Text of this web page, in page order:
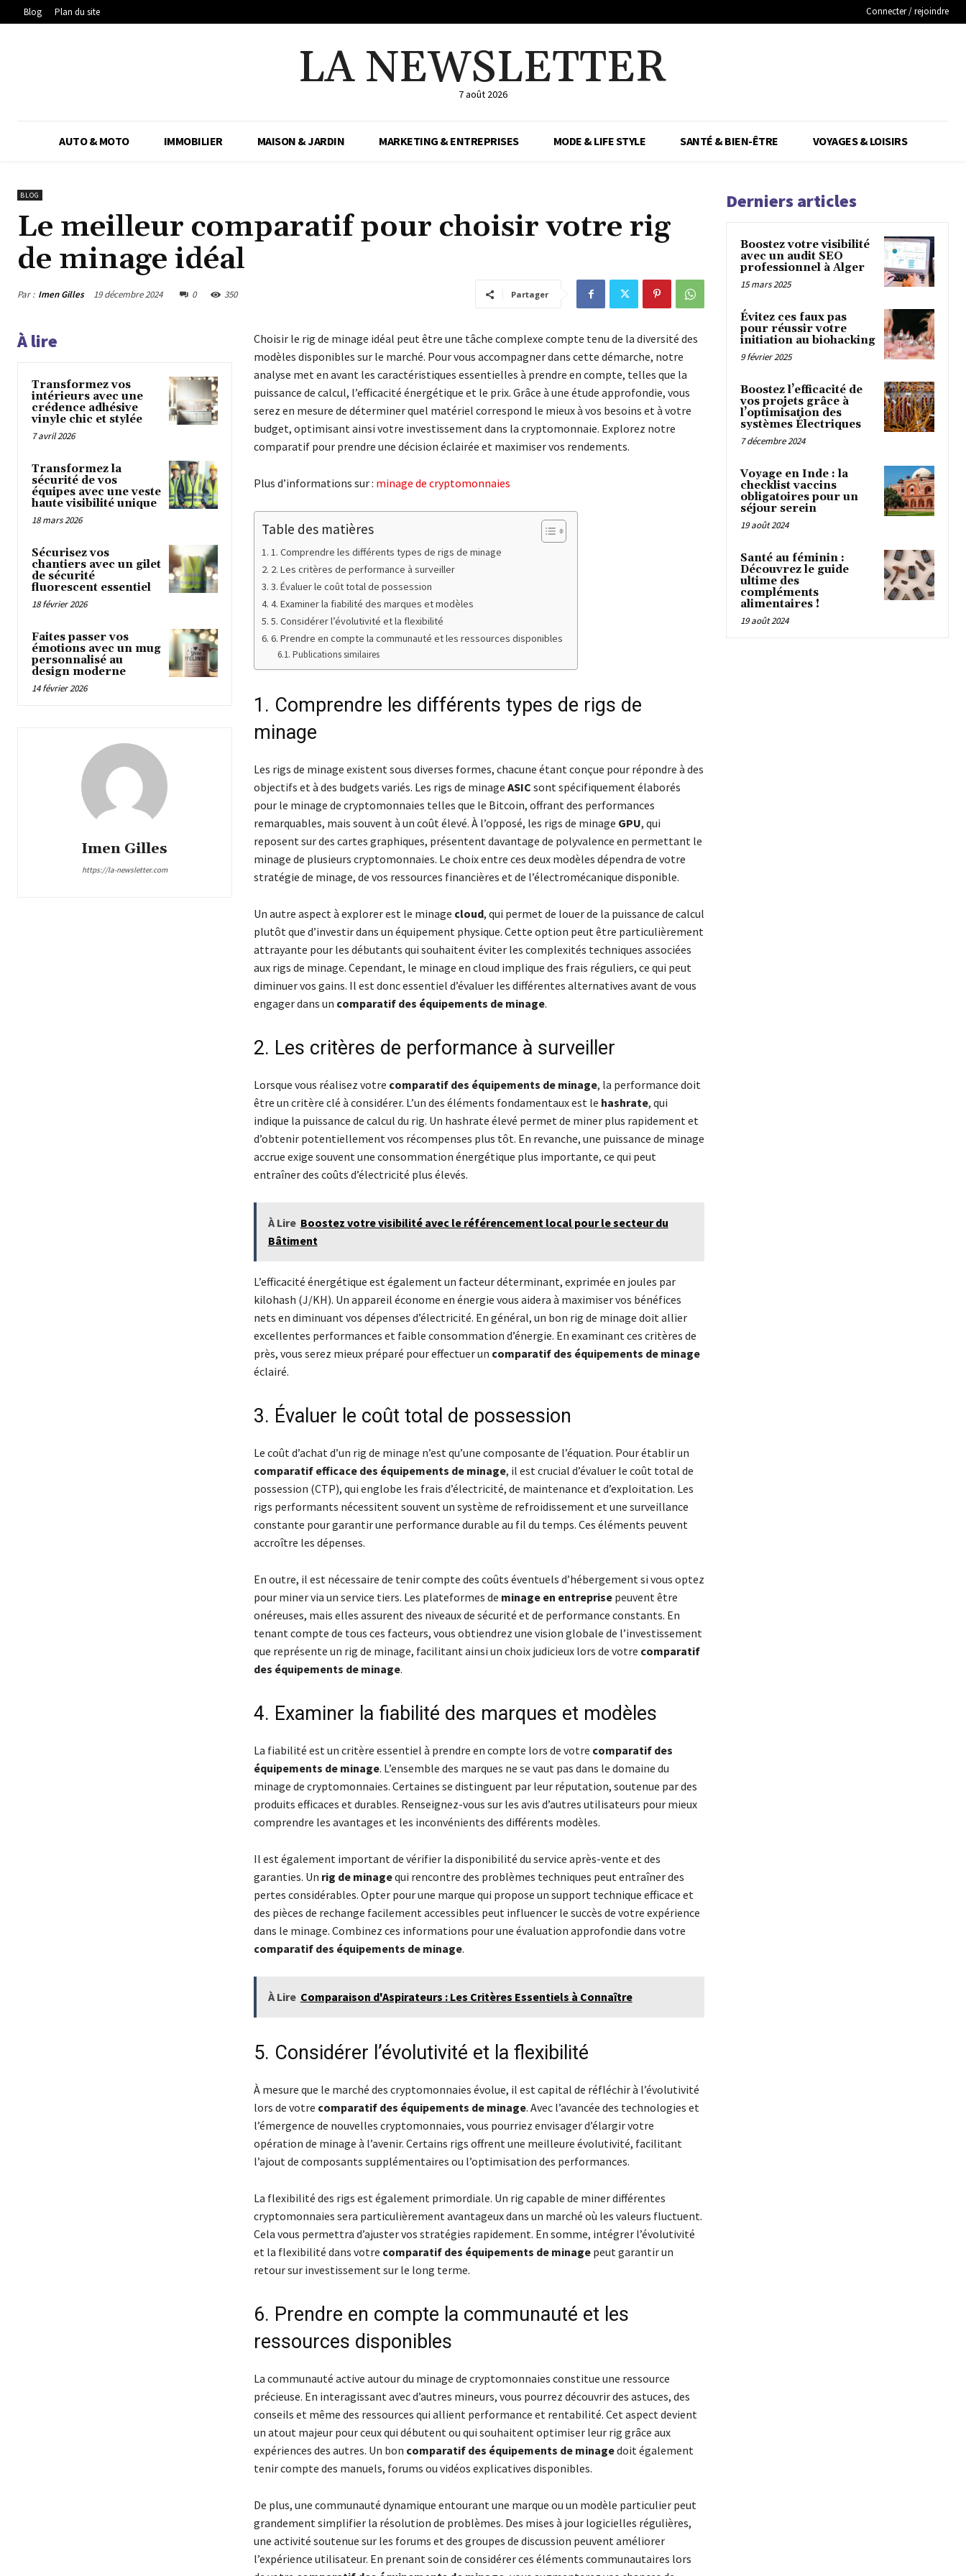
Blog Plan du site Connecter / rejoindre
LA NEWSLETTER
7 août 2026
AUTO & MOTO IMMOBILIER MAISON & JARDIN MARKETING & ENTREPRISES MODE & LIFE STYLE SANTÉ & BIEN-ÊTRE VOYAGES & LOISIRS
BLOG
Le meilleur comparatif pour choisir votre rig
de minage idéal
Par : Imen Gilles 19 décembre 2024 0 350 Partager
À lire
Transformez vos
intérieurs avec une
crédence adhésive
vinyle chic et stylée
7 avril 2026
Transformez la
sécurité de vos
équipes avec une veste
haute visibilité unique
18 mars 2026
Sécurisez vos
chantiers avec un gilet
de sécurité
fluorescent essentiel
18 février 2026
Faites passer vos
émotions avec un mug
personnalisé au
design moderne
14 février 2026
Imen Gilles
https://la-newsletter.com
Choisir le rig de minage idéal peut être une tâche complexe compte tenu de la diversité des
modèles disponibles sur le marché. Pour vous accompagner dans cette démarche, notre
analyse met en avant les caractéristiques essentielles à prendre en compte, telles que la
puissance de calcul, l’efficacité énergétique et le prix. Grâce à une étude approfondie, vous
serez en mesure de déterminer quel matériel correspond le mieux à vos besoins et à votre
budget, optimisant ainsi votre investissement dans la cryptomonnaie. Explorez notre
comparatif pour prendre une décision éclairée et maximiser vos rendements.
Plus d’informations sur : minage de cryptomonnaies
Table des matières
1. Comprendre les différents types de rigs de minage
2. Les critères de performance à surveiller
3. Évaluer le coût total de possession
4. Examiner la fiabilité des marques et modèles
5. Considérer l’évolutivité et la flexibilité
6. Prendre en compte la communauté et les ressources disponibles
Publications similaires
1. Comprendre les différents types de rigs de
minage
Les rigs de minage existent sous diverses formes, chacune étant conçue pour répondre à des
objectifs et à des budgets variés. Les rigs de minage ASIC sont spécifiquement élaborés
pour le minage de cryptomonnaies telles que le Bitcoin, offrant des performances
remarquables, mais souvent à un coût élevé. À l’opposé, les rigs de minage GPU, qui
reposent sur des cartes graphiques, présentent davantage de polyvalence en permettant le
minage de plusieurs cryptomonnaies. Le choix entre ces deux modèles dépendra de votre
stratégie de minage, de vos ressources financières et de l’électromécanique disponible.
Un autre aspect à explorer est le minage cloud, qui permet de louer de la puissance de calcul
plutôt que d’investir dans un équipement physique. Cette option peut être particulièrement
attrayante pour les débutants qui souhaitent éviter les complexités techniques associées
aux rigs de minage. Cependant, le minage en cloud implique des frais réguliers, ce qui peut
diminuer vos gains. Il est donc essentiel d’évaluer les différentes alternatives avant de vous
engager dans un comparatif des équipements de minage.
2. Les critères de performance à surveiller
Lorsque vous réalisez votre comparatif des équipements de minage, la performance doit
être un critère clé à considérer. L’un des éléments fondamentaux est le hashrate, qui
indique la puissance de calcul du rig. Un hashrate élevé permet de miner plus rapidement et
d’obtenir potentiellement vos récompenses plus tôt. En revanche, une puissance de minage
accrue exige souvent une consommation énergétique plus importante, ce qui peut
entraîner des coûts d’électricité plus élevés.
À Lire Boostez votre visibilité avec le référencement local pour le secteur du
Bâtiment
L’efficacité énergétique est également un facteur déterminant, exprimée en joules par
kilohash (J/KH). Un appareil économe en énergie vous aidera à maximiser vos bénéfices
nets en diminuant vos dépenses d’électricité. En général, un bon rig de minage doit allier
excellentes performances et faible consommation d’énergie. En examinant ces critères de
près, vous serez mieux préparé pour effectuer un comparatif des équipements de minage
éclairé.
3. Évaluer le coût total de possession
Le coût d’achat d’un rig de minage n’est qu’une composante de l’équation. Pour établir un
comparatif efficace des équipements de minage, il est crucial d’évaluer le coût total de
possession (CTP), qui englobe les frais d’électricité, de maintenance et d’exploitation. Les
rigs performants nécessitent souvent un système de refroidissement et une surveillance
constante pour garantir une performance durable au fil du temps. Ces éléments peuvent
accroître les dépenses.
En outre, il est nécessaire de tenir compte des coûts éventuels d’hébergement si vous optez
pour miner via un service tiers. Les plateformes de minage en entreprisepeuvent être
onéreuses, mais elles assurent des niveaux de sécurité et de performance constants. En
tenant compte de tous ces facteurs, vous obtiendrez une vision globale de l’investissement
que représente un rig de minage, facilitant ainsi un choix judicieux lors de votre comparatif
des équipements de minage.
4. Examiner la fiabilité des marques et modèles
La fiabilité est un critère essentiel à prendre en compte lors de votre comparatif des
équipements de minage. L’ensemble des marques ne se vaut pas dans le domaine du
minage de cryptomonnaies. Certaines se distinguent par leur réputation, soutenue par des
produits efficaces et durables. Renseignez-vous sur les avis d’autres utilisateurs pour mieux
comprendre les avantages et les inconvénients des différents modèles.
Il est également important de vérifier la disponibilité du service après-vente et des
garanties. Un rig de minagequi rencontre des problèmes techniques peut entraîner des
pertes considérables. Opter pour une marque qui propose un support technique efficace et
des pièces de rechange facilement accessibles peut influencer le succès de votre expérience
dans le minage. Combinez ces informations pour une évaluation approfondie dans votre
comparatif des équipements de minage.
À Lire Comparaison d'Aspirateurs : Les Critères Essentiels à Connaître
5. Considérer l’évolutivité et la flexibilité
À mesure que le marché des cryptomonnaies évolue, il est capital de réfléchir à l’évolutivité
lors de votre comparatif des équipements de minage. Avec l’avancée des technologies et
l’émergence de nouvelles cryptomonnaies, vous pourriez envisager d’élargir votre
opération de minage à l’avenir. Certains rigs offrent une meilleure évolutivité, facilitant
l’ajout de composants supplémentaires ou l’optimisation des performances.
La flexibilité des rigs est également primordiale. Un rig capable de miner différentes
cryptomonnaies sera particulièrement avantageux dans un marché où les valeurs fluctuent.
Cela vous permettra d’ajuster vos stratégies rapidement. En somme, intégrer l’évolutivité
et la flexibilité dans votre comparatif des équipements de minagepeut garantir un
retour sur investissement sur le long terme.
6. Prendre en compte la communauté et les
ressources disponibles
La communauté active autour du minage de cryptomonnaies constitue une ressource
précieuse. En interagissant avec d’autres mineurs, vous pourrez découvrir des astuces, des
conseils et même des ressources qui allient performance et rentabilité. Cet aspect devient
un atout majeur pour ceux qui débutent ou qui souhaitent optimiser leur rig grâce aux
expériences des autres. Un bon comparatif des équipements de minagedoit également
tenir compte des manuels, forums ou vidéos explicatives disponibles.
De plus, une communauté dynamique entourant une marque ou un modèle particulier peut
grandement simplifier la résolution de problèmes. Des mises à jour logicielles régulières,
une activité soutenue sur les forums et des groupes de discussion peuvent améliorer
l’expérience utilisateur. En prenant soin de considérer ces éléments communautaires lors
Derniers articles
Boostez votre visibilité
avec un audit SEO
professionnel à Alger
15 mars 2025
Évitez ces faux pas
pour réussir votre
initiation au biohacking
9 février 2025
Boostez l’efficacité de
vos projets grâce à
l’optimisation des
systèmes Électriques
7 décembre 2024
Voyage en Inde : la
checklist vaccins
obligatoires pour un
séjour serein
19 août 2024
Santé au féminin :
Découvrez le guide
ultime des
compléments
alimentaires !
19 août 2024